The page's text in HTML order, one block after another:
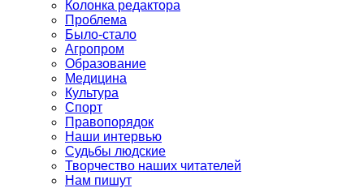
Колонка редактора
Проблема
Было-стало
Агропром
Образование
Медицина
Культура
Спорт
Правопорядок
Наши интервью
Судьбы людские
Творчество наших читателей
Нам пишут